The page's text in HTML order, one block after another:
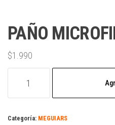
PAÑO
$1.990
Categoría: MEGUIARS